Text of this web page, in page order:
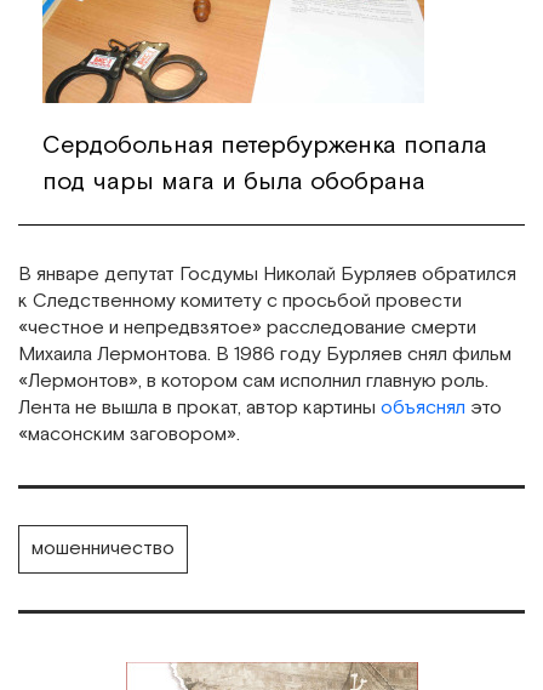
Сердобольная петербурженка попала
под чары мага и была обобрана
В январе депутат Госдумы Николай Бурляев обратился
к Следственному комитету с просьбой провести
«честное и непредвзятое» расследование смерти
Михаила Лермонтова. В 1986 году Бурляев снял фильм
«Лермонтов», в котором сам исполнил главную роль.
Лента не вышла в прокат, автор картины объяснял это
«масонским заговором».
мошенничество